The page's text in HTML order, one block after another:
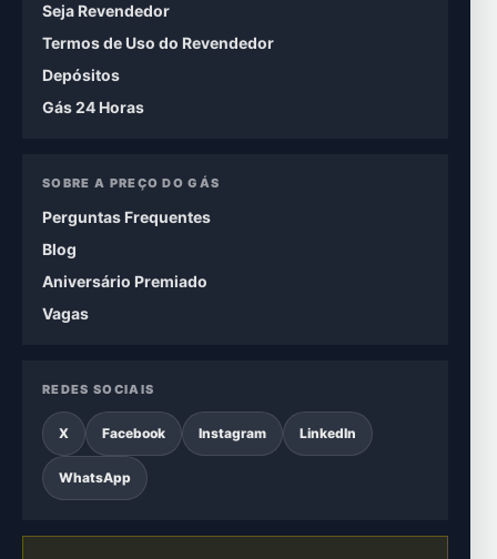
Seja Revendedor
Termos de Uso do Revendedor
Depósitos
Gás 24 Horas
SOBRE A PREÇO DO GÁS
Perguntas Frequentes
Blog
Aniversário Premiado
Vagas
REDES SOCIAIS
X Facebook Instagram LinkedIn
WhatsApp